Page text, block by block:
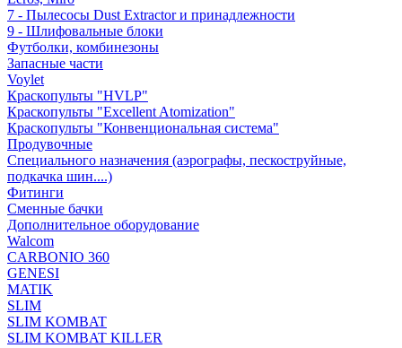
7 - Пылесосы Dust Extractor и принадлежности
9 - Шлифовальные блоки
Футболки, комбинезоны
Запасные части
Voylet
Краскопульты "HVLP"
Краскопульты "Excellent Atomization"
Краскопульты "Конвенциональная система"
Продувочные
Специального назначения (аэрографы, пескоструйные,
подкачка шин....)
Фитинги
Сменные бачки
Дополнительное оборудование
Walcom
CARBONIO 360
GENESI
MATIK
SLIM
SLIM KOMBAT
SLIM KOMBAT KILLER